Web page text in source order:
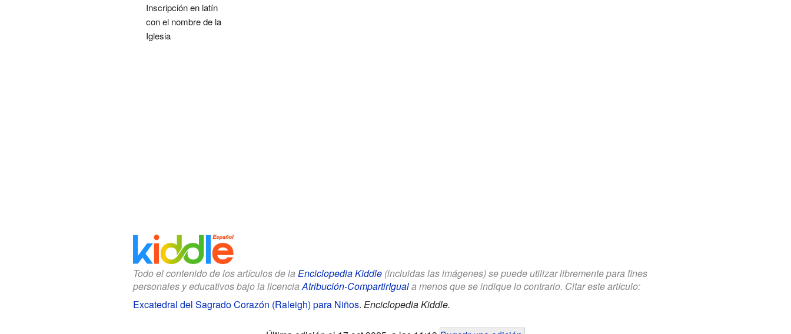
Inscripción en latín
con el nombre de la
Iglesia
Todo el contenido de los artículos de la Enciclopedia Kiddle(incluidas las imágenes) se puede utilizar libremente para fines
personales y educativos bajo la licencia Atribución-CompartirIguala menos que se indique lo contrario. Citar este artículo:
Excatedral del Sagrado Corazón (Raleigh) para Niños. Enciclopedia Kiddle.